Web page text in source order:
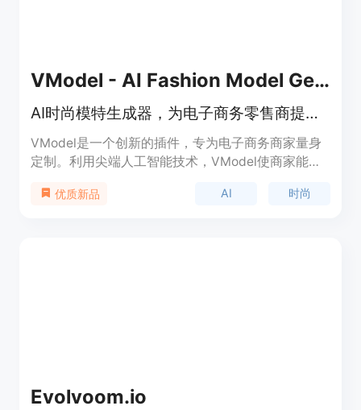
VModel - AI Fashion Model Generator
AI时尚模特生成器，为电子商务零售商提供高效、成本效益的模特摄影解决方案
VModel是一个创新的插件，专为电子商务商家量身
定制。利用尖端人工智能技术，VModel使商家能够
力。通过AI时尚模特，VModel创建了真实的人体模
优质新品 AI 时尚
Evolvoom.io